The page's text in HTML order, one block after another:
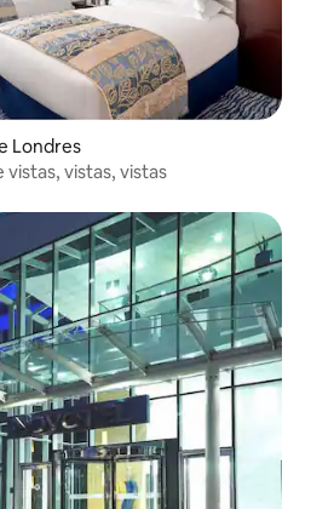
Londres
vistas, vistas, vistas